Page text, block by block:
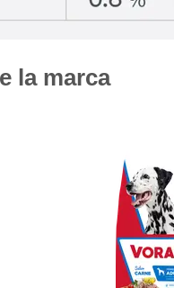
Infinity Gato Adulto
Jaspe Premium Gato
Kedi Special Care
Keiko Gato Adulto Mix de
Ken-l Gato Adulto
Kongo Gato Adulto
la marca